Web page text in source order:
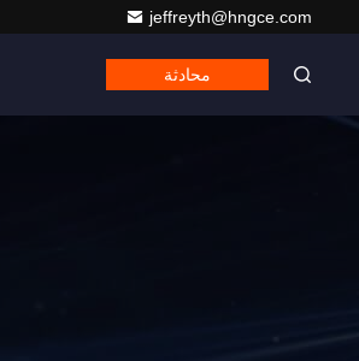
jeffreyth@hngce.com
محادثة